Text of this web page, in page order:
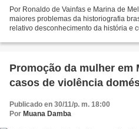
Por Ronaldo de Vainfas e Marina de
maiores problemas da historiografia
relativo desconhecimento da história e
Promoção da mulher em
casos de violência
Publicado en 30/11/p. m. 18:00
Por Muana Damba